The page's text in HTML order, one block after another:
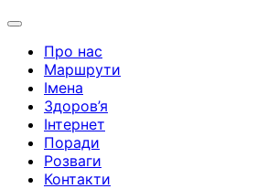
Про нас
Маршрути
Імена
Здоров’я
Інтернет
Поради
Розваги
Контакти